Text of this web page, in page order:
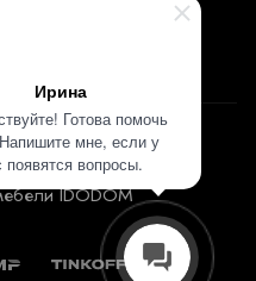
Ирина
Готова помочь
мне, если у
появятся вопросы.
МЦ Гранд-2,
IDODOM